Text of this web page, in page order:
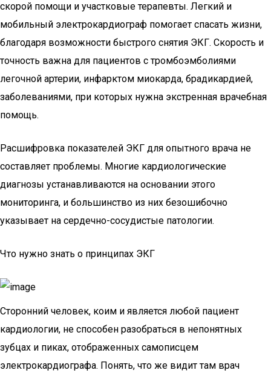
скорой помощи и участковые терапевты. Легкий и
мобильный электрокардиограф помогает спасать жизни,
благодаря возможности быстрого снятия ЭКГ. Скорость и
точность важна для пациентов с тромбоэмболиями
легочной артерии, инфарктом миокарда, брадикардией,
заболеваниями, при которых нужна экстренная врачебная
помощь.
Расшифровка показателей ЭКГ для опытного врача не
составляет проблемы. Многие кардиологические
диагнозы устанавливаются на основании этого
мониторинга, и большинство из них безошибочно
указывает на сердечно-сосудистые патологии.
Что нужно знать о принципах ЭКГ
Сторонний человек, коим и является любой пациент
кардиологии, не способен разобраться в непонятных
зубцах и пиках, отображенных самописцем
электрокардиографа. Понять, что же видит там врач